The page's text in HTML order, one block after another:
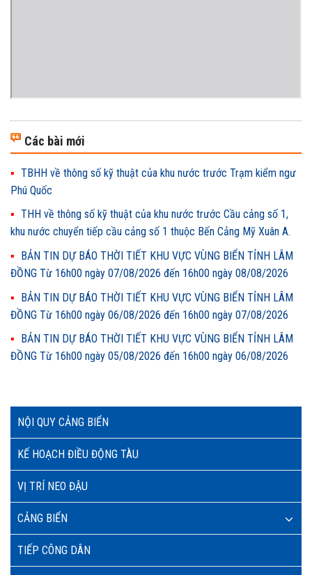
NỘI QUY CẢNG BIỂN
KẾ HOẠCH ĐIỀU ĐỘNG TÀU
VỊ TRÍ NEO ĐẬU
CẢNG BIỂN
TIẾP CÔNG DÂN
Các bài mới
TBHH về thông số kỹ thuật của khu nước trước Trạm kiểm ngư
Phú Quốc
THH về thông số kỹ thuật của khu nước trước Cầu cảng số 1,
khu nước chuyển tiếp cầu cảng số 1 thuộc Bến Cảng Mỹ Xuân A.
BẢN TIN DỰ BÁO THỜI TIẾT KHU VỰC VÙNG BIỂN TỈNH LÂM
ĐỒNG Từ 16h00 ngày 07/08/2026 đến 16h00 ngày 08/08/2026
BẢN TIN DỰ BÁO THỜI TIẾT KHU VỰC VÙNG BIỂN TỈNH LÂM
ĐỒNG Từ 16h00 ngày 06/08/2026 đến 16h00 ngày 07/08/2026
BẢN TIN DỰ BÁO THỜI TIẾT KHU VỰC VÙNG BIỂN TỈNH LÂM
ĐỒNG Từ 16h00 ngày 05/08/2026 đến 16h00 ngày 06/08/2026